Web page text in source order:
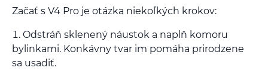
Začať s V4 Pro je otázka niekoľkých krokov:
Odstráň sklenený náustok a naplň komoru
bylinkami. Konkávny tvar im pomáha prirodzene
sa usadiť.